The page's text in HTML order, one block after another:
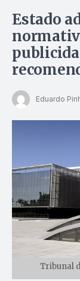
Estado
Eduardo
Tribunal